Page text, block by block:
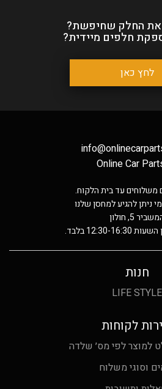
החלק שחיפשת?
חלפים מיידית?
לחץ כאן
Online Car
משלוחים עד בית הלקוח.
ניתן להגיע למחסן שלנו
5, חולון
16:30 בלבד.
חנות
LIFE STYLE
לקוחות
למוצר לפי מס׳ שלדה
וסוגי משלוח